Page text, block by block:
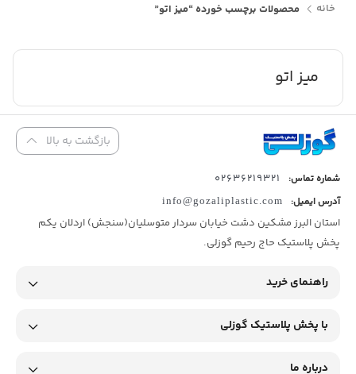
خانه محصولات برچسب خورده “میز اتو”
میز اتو
بازگشت به بالا
شماره تماس: 02636219321
آدرس ایمیل: info@gozaliplastic.com
استان البرز مشکین دشت خیابان سردار متوسلیان(سنجش) اردلان یکم
پخش پلاستیک حاج رحیم گوزلی.
راهنمای خرید
با پخش پلاستیک گوزلی
درباره ما